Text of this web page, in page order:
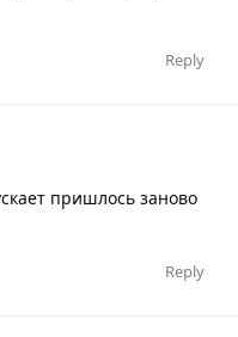
Reply
пришлось заново
Reply